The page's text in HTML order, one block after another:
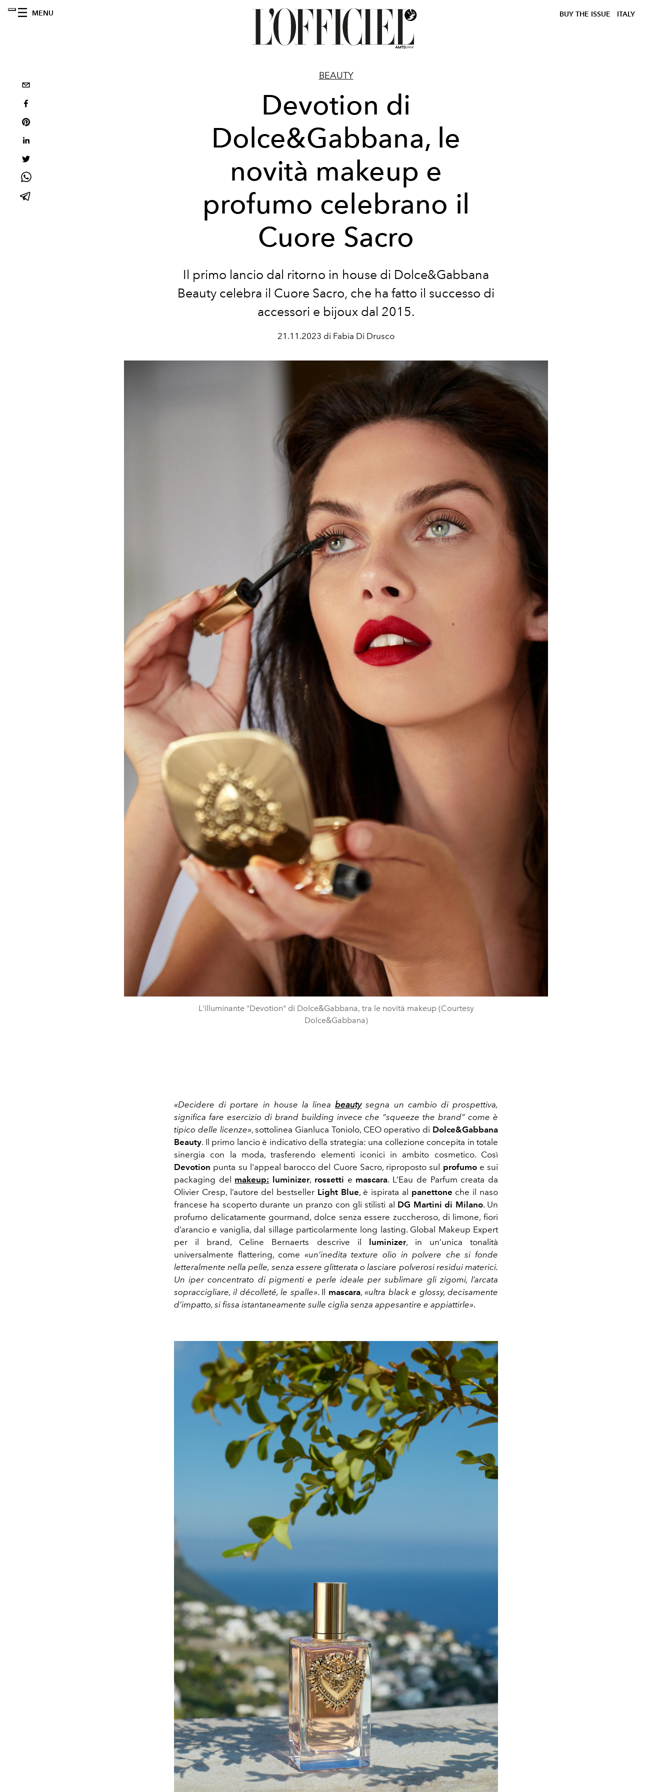
MENU BUY THE ISSUE ITALY
BEAUTY
Devotion di
Dolce&Gabbana, le
novità makeup e
profumo celebrano il
Cuore Sacro
Il primo lancio dal ritorno in house di Dolce&Gabbana
Beauty celebra il Cuore Sacro, che ha fatto il successo di
accessori e bijoux dal 2015.
21.11.2023 di Fabia Di Drusco
L'illuminante "Devotion" di Dolce&Gabbana, tra le novità makeup (Courtesy
Dolce&Gabbana)
«Decidere di portare in house la lineabeautysegna un cambio di prospettiva,
significa fare esercizio di brand building invece che “squeeze the brand” come è
tipico delle licenze», sottolinea Gianluca Toniolo, CEO operativo di Dolce&Gabbana
Beauty. Il primo lancio è indicativo della strategia: una collezione concepita in totale
sinergia con la moda, trasferendo elementi iconici in ambito cosmetico. Così
Devotion punta su l'appeal barocco del Cuore Sacro, riproposto sul profumoe sui
packaging del makeup: luminizer, rossetti e mascara. L’Eau de Parfum creata da
Olivier Cresp, l’autore del bestseller Light Blue, è ispirata al panettone che il naso
francese ha scoperto durante un pranzo con gli stilisti al DG Martini di Milano. Un
profumo delicatamente gourmand, dolce senza essere zuccheroso, di limone, fiori
d’arancio e vaniglia, dal sillage particolarmente long lasting. Global Makeup Expert
per il brand, Celine Bernaerts descrive il
luminizer, in un’unica tonalità
universalmente flattering, come «un’inedita texture olio in polvere che si fonde
letteralmente nella pelle, senza essere glitterata o lasciare polverosi residui materici.
Un iper concentrato di pigmenti e perle ideale per sublimare gli zigomi, l’arcata
sopraccigliare, il décolleté, le spalle». Il mascara, «ultra black e glossy, decisamente
d’impatto, si fissa istantaneamente sulle ciglia senza appesantire e appiattirle».